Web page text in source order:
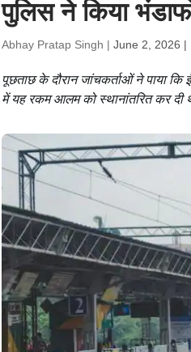
पुलिस ने किया
Abhay Pratap Singh | June 2, 2026 |
पूछताछ के दौरान जांचकर्ताओं ने पाया
में यह रकम आलम को स्थानांतरित कर दी